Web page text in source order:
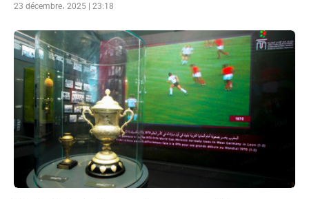
23 décembre، 2025 | 23:18